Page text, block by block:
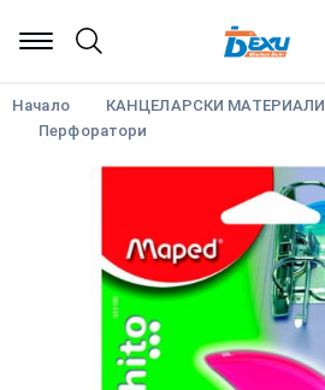
Начало КАНЦЕЛАРСКИ МАТЕРИАЛИ
Перфоратори